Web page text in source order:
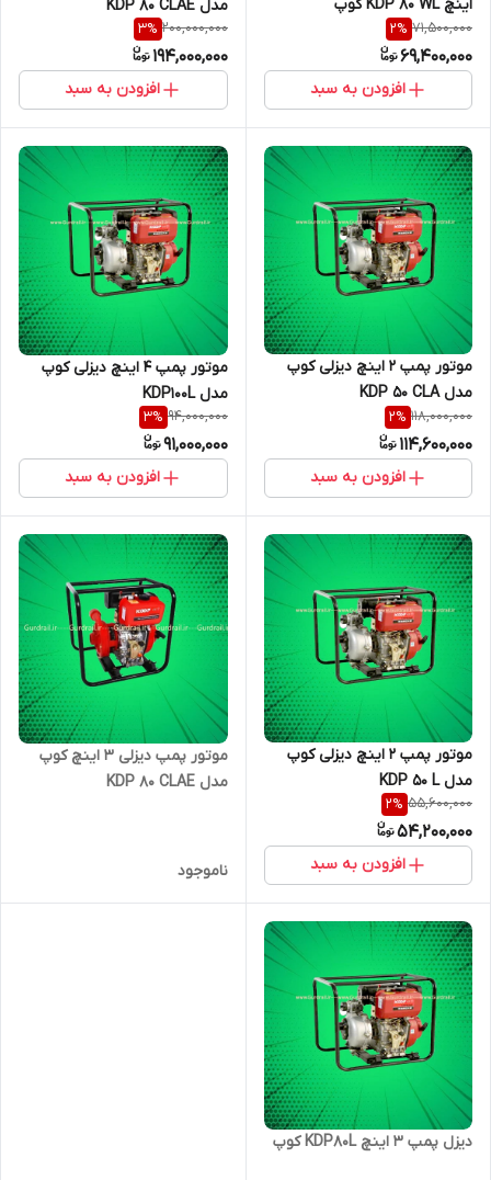
اینچ KDP 80 WL کوپ
71,500,000
2%
69,400,000
افزودن به سبد
مدل KDP 80 CLAE
200,000,000
3%
194,000,000
افزودن به سبد
موتور پمپ 2 اینچ دیزلی کوپ
مدل KDP 50 CLA
118,000,000
2%
114,600,000
افزودن به سبد
موتور پمپ 4 اینچ دیزلی کوپ
مدل KDP100L
94,000,000
3%
91,000,000
افزودن به سبد
موتور پمپ 2 اینچ دیزلی کوپ
مدل KDP 50 L
55,600,000
2%
54,200,000
افزودن به سبد
موتور پمپ دیزلی 3 اینچ کوپ
مدل KDP 80 CLAE
ناموجود
دیزل پمپ ۳ اینچ KDP80L کوپ